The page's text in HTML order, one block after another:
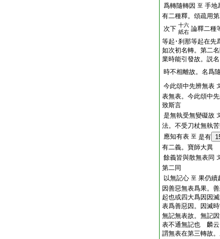
爲轉隨轉因 至 手地
有二種釋。頌疏用
次下 十六
紙右 論釋二種
等起･刹那等起在先
如次初名轉。第二
業時能引發故。説
時不相離故。名爲
今此頌中先辨無表
表無表。今此頌中
致斯言
是無執受無變礙故
法。不受刀杖無執
應知有表 至 是有
有二義。寶師大異
餘義皆與散無表同
第二同
以無記心 至 果仍續
因善惡無表爲果。
起也或四大爲因因
表爲善惡因。因滅
無記無表故。無記
表不通無記也 麟云
謂無表在第三轉故